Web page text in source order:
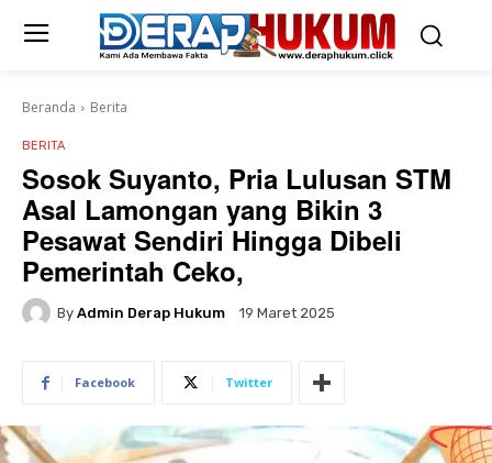
Beranda Berita
BERITA
Sosok Suyanto, Pria Lulusan STM
Asal Lamongan yang Bikin 3
Pesawat Sendiri Hingga Dibeli
Pemerintah Ceko,
By Admin Derap Hukum 19 Maret 2025
Facebook Twitter